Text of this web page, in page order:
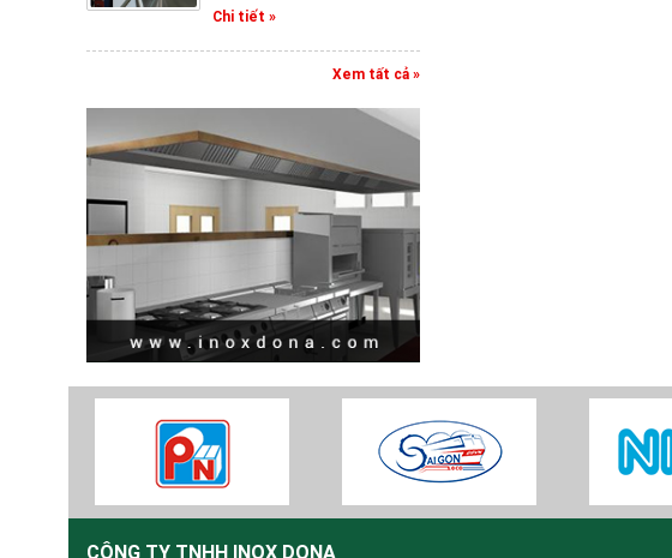
Chi tiết »
Xem tất cả »
CÔNG TY TNHH INOX DONA